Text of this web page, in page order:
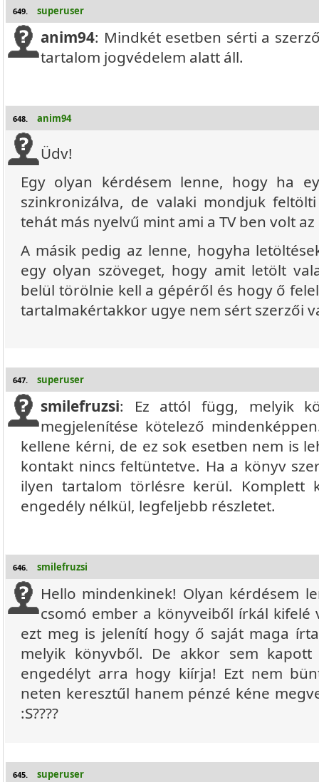
649. superuser
anim94: Mindkét esetben sérti a
tartalom jogvédelem alatt áll.
648. anim94
Üdv!
Egy olyan kérdésem lenne, hogy ha
szinkronizálva, de valaki mondjuk
tehát más nyelvű mint ami a TV ben volt
A másik pedig az lenne, hogyha
egy olyan szöveget, hogy amit letölt
belül törölnie kell a gépéről és hogy ő
tartalmakértakkor ugye nem sért szerzői
647. superuser
smilefruzsi: Ez attól függ, melyik
megjelenítése kötelező
kellene kérni, de ez sok esetben nem is
kontakt nincs feltüntetve. Ha a könyv
ilyen tartalom törlésre kerül. Komplett
engedély nélkül, legfeljebb részletet.
646. smilefruzsi
Hello mindenkinek! Olyan kérdésem
csomó ember a könyveiből írkál kifelé
ezt meg is jelenítí hogy ő saját maga
melyik könyvből. De akkor sem
engedélyt arra hogy kiírja! Ezt nem
neten keresztűl hanem pénzé kéne
:S????
645. superuser